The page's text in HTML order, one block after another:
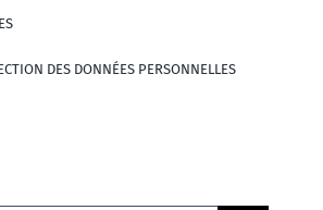
DES DONNÉES PERSONNELLES